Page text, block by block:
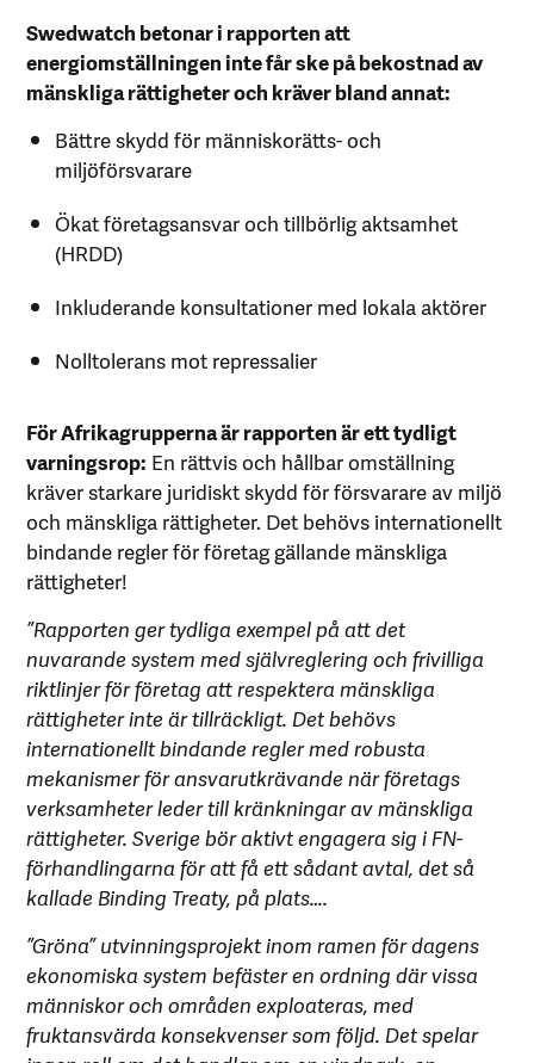
Swedwatch betonar i rapporten att
energiomställningen inte får ske på bekostnad av
mänskliga rättigheter och kräver bland annat:
Bättre skydd för människorätts- och
miljöförsvarare
Ökat företagsansvar och tillbörlig aktsamhet
(HRDD)
Inkluderande konsultationer med lokala aktörer
Nolltolerans mot repressalier
För Afrikagrupperna är rapporten är ett tydligt
varningsrop: En rättvis och hållbar omställning
kräver starkare juridiskt skydd för försvarare av miljö
och mänskliga rättigheter. Det behövs internationellt
bindande regler för företag gällande mänskliga
rättigheter!
”Rapporten ger tydliga exempel på att det
nuvarande system med självreglering och frivilliga
riktlinjer för företag att respektera mänskliga
rättigheter inte är tillräckligt. Det behövs
internationellt bindande regler med robusta
mekanismer för ansvarutkrävande när företags
verksamheter leder till kränkningar av mänskliga
rättigheter. Sverige bör aktivt engagera sig i FN-
förhandlingarna för att få ett sådant avtal, det så
kallade Binding Treaty, på plats….
”Gröna” utvinningsprojekt inom ramen för dagens
ekonomiska system befäster en ordning där vissa
människor och områden exploateras, med
fruktansvärda konsekvenser som följd. Det spelar